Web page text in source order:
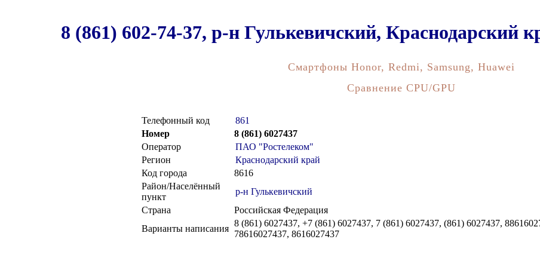
8 (861) 602-74-37, р-н Гулькевичский,
Смартфоны Honor, Redmi, Samsung, Huawei
Сравнение CPU/GPU
Телефонный код
861
Номер
8 (861) 6027437
Оператор
ПАО "Ростелеком"
Регион
Краснодарский край
Код города
8616
Район/Населённый
пункт
р-н Гулькевичский
Страна
Российская Федерация
Варианты написания
8 (861) 6027437, +7 (861) 6027437, 7 (861) 6027437, (861) 6027437,
78616027437, 8616027437